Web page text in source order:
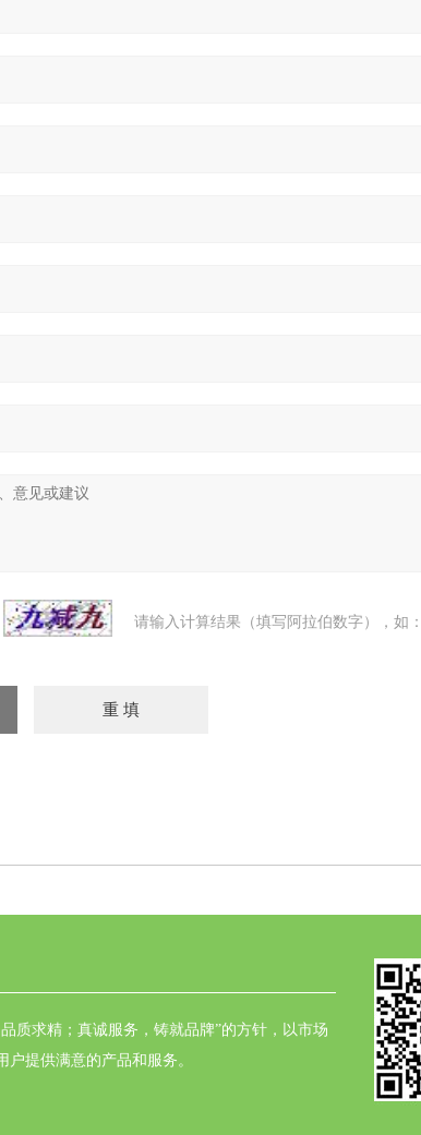
请输入计算结果（填写阿拉伯数字），如
质求精；真诚服务，铸就品牌”的方针，以市场
户提供满意的产品和服务。